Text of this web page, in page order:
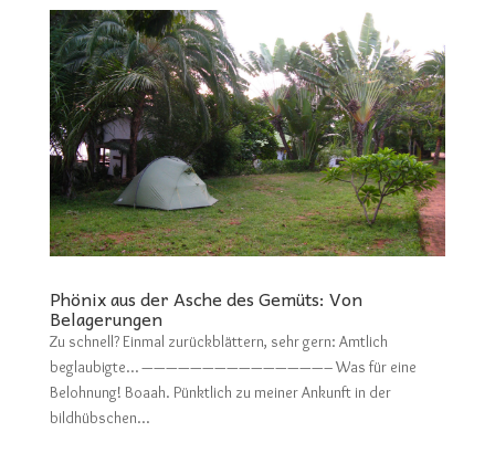
Phönix aus der Asche des Gemüts: Von
Belagerungen
Zu schnell? Einmal zurückblättern, sehr gern: Amtlich
beglaubigte… ———————————————– Was für eine
Belohnung! Boaah. Pünktlich zu meiner Ankunft in der
bildhübschen...